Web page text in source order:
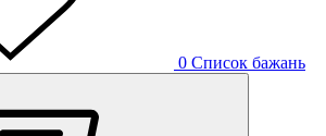
0 Список бажань